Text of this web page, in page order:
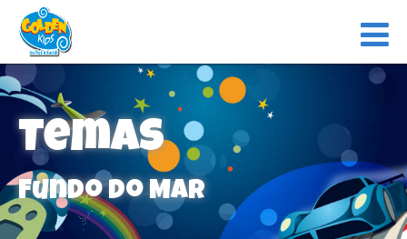
Temas
Fundo do Mar